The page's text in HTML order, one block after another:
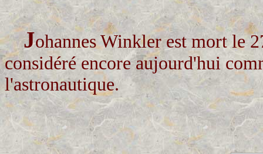
Johannes Winkler est mort le
considéré encore aujourd'hui
l'astronautique.